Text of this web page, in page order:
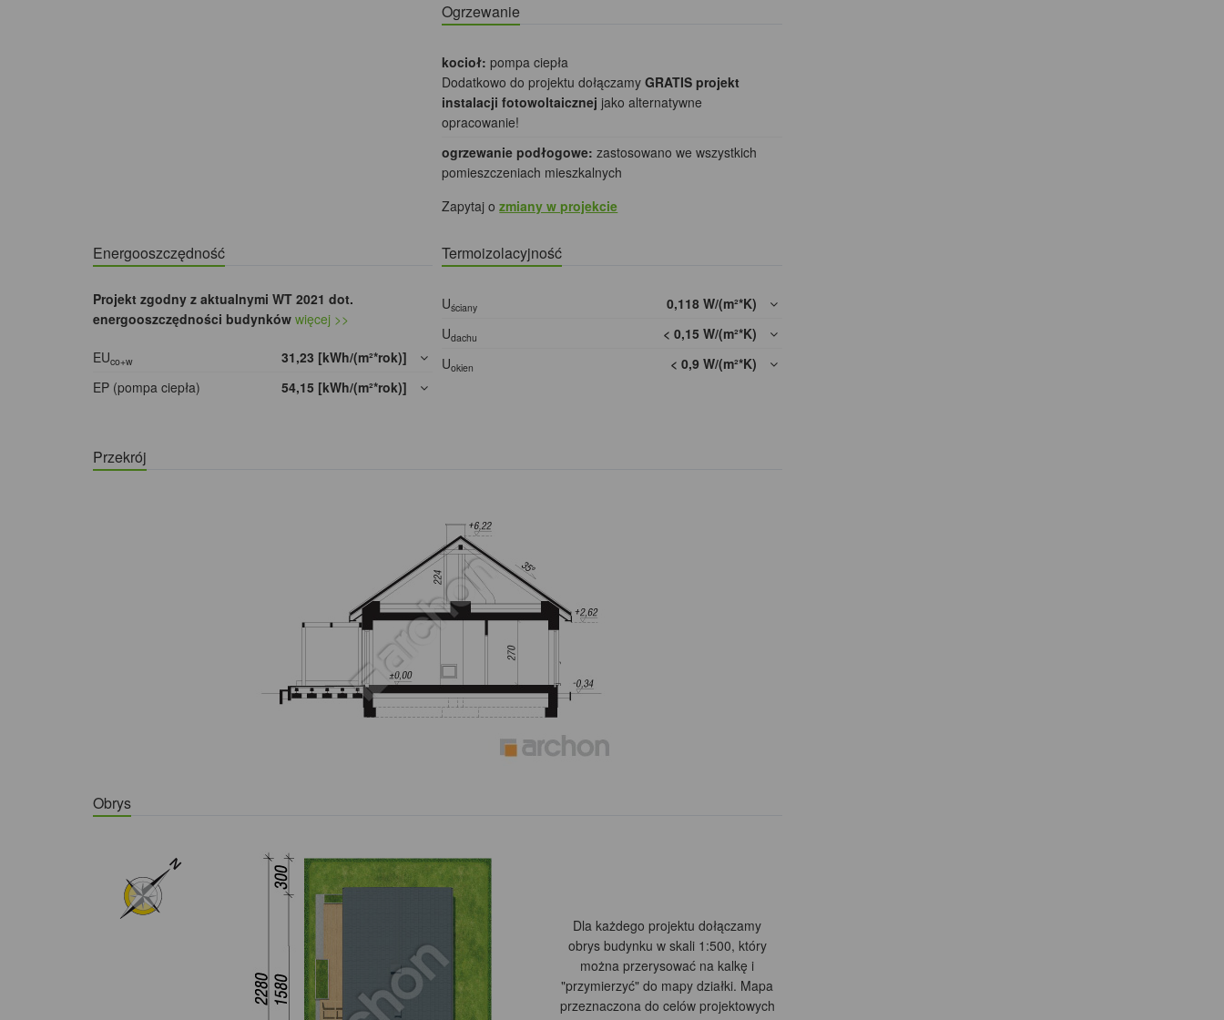
Ogrzewanie
kocioł: pompa ciepła
Dodatkowo do projektu dołączamyGRATIS projekt
instalacji fotowoltaicznej jako alternatywne
opracowanie!
ogrzewanie podłogowe: zastosowano we wszystkich
pomieszczeniach mieszkalnych
Zapytaj ozmiany w projekcie
Energooszczędność
Projekt zgodny z aktualnymi WT 2021 dot.
energooszczędności budynków więcej >>
EUco+w
31,23 [kWh/(m²*rok)]
EP (pompa ciepła)
54,15 [kWh/(m²*rok)]
Termoizolacyjność
Uściany
0,118 W/(m²*K)
Udachu
< 0,15 W/(m²*K)
Uokien < 0,9 W/(m²*K)
Przekrój
Obrys
Dla każdego projektu dołączamy
obrys budynku w skali 1:500, który
można przerysować na kalkę i
"przymierzyć" do mapy działki. Mapa
przeznaczona do celów projektowych